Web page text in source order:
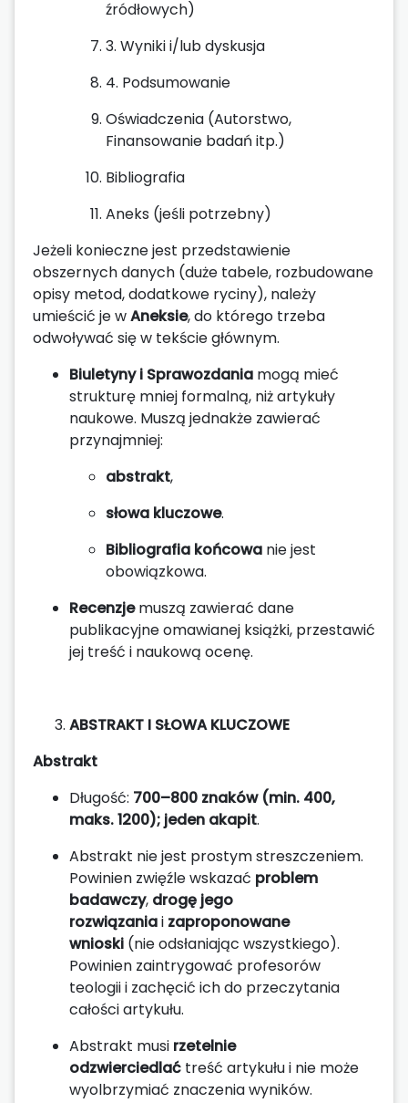
źródłowych)
3. Wyniki i/lub dyskusja
4. Podsumowanie
Oświadczenia (Autorstwo,
Finansowanie badań itp.)
Bibliografia
Aneks (jeśli potrzebny)
Jeżeli konieczne jest przedstawienie
obszernych danych (duże tabele, rozbudowane
opisy metod, dodatkowe ryciny), należy
umieścić je wAneksie, do którego trzeba
odwoływać się w tekście głównym.
Biuletyny i Sprawozdania mogą mieć
strukturę mniej formalną, niż artykuły
naukowe. Muszą jednakże zawierać
przynajmniej:
abstrakt,
słowa kluczowe.
Bibliografia końcowa nie jest
obowiązkowa.
Recenzjemuszą zawierać dane
publikacyjne omawianej książki, przestawić
jej treść i naukową ocenę.
ABSTRAKT I SŁOWA KLUCZOWE
Abstrakt
Długość: 700–800 znaków (min. 400,
maks. 1200); jeden akapit.
Abstrakt nie jest prostym streszczeniem.
Powinien zwięźle wskazać problem
badawczy, drogę jego
rozwiązaniai zaproponowane
wnioski (nie odsłaniając wszystkiego).
Powinien zaintrygować profesorów
teologii i zachęcić ich do przeczytania
całości artykułu.
Abstrakt musi rzetelnie
odzwierciedlać treść artykułu i nie może
wyolbrzymiać znaczenia wyników.